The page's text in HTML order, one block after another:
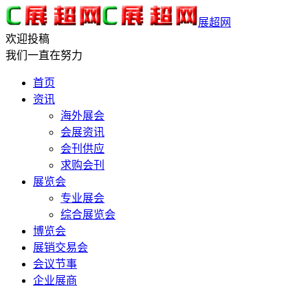
展超网
欢迎投稿
我们一直在努力
首页
资讯
海外展会
会展资讯
会刊供应
求购会刊
展览会
专业展会
综合展览会
博览会
展销交易会
会议节事
企业展商